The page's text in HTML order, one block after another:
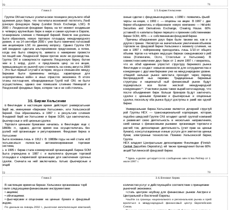
70 71
Глава 3
Группа ОМ настолько усилила свои позиции в результате объ8
единения двух бирж, что посчитала возможной поглотить Лон8
донскую фондовую биржу (London Stock Exchange, LSE). В
2000 г. Лондонская фондовая биржа, на тот момент входившая
в четверку крупнейших бирж в мире и самая крупная в Европе,
планировала слияние с Немецкой биржей. Вместе они должны
были образовать новую торговую площадку международного
уровня, и на 14 сентября 2000 г. уже было намечено голосова8
ние акционеров LSE по данному вопросу. Однако Группа ОМ
не8 ожиданно сделала альтернативное предложение, а потом,
когда оно было отвергнуто, заявила о намерении провести
поглоще8 ние Лондонской биржи против воли ее руководства.
Группа ОМ в совокупности оценила Лондонскую биржу более
чем в 1 млрд. долл. и предложила цену за ее акции,
превышающую их рыноч8 ную стоимость на конец августа 2000
г. Это был первый случай в истории, когда в отношениях между
биржами были применены методы, характерные для
«корпоративных войн» в иных отраслях экономики. В итоге
планы поглощения, обнародованные Груп8 пой ОМ, не были
осуществлены, однако они помешали слиянию Немецкой и
Лондонской фондовых бирж, которое так и не со8 стоялось.
3.5. Биржи Хельсинки
В Финляндии в настоящее время действует универсальная
бир8 жа, именуемая «биржами Хельсинки», или Хельсинской
биржей. Она образовалась в 1997 г. в результате слияния
Фондовой бир8 жи Хельсинки и биржи SOM, где заключались
фьючерсные и оп8 ционные сделки.
Торговля ценными бумагами началась в Финляндии еще с
18608х гг., однако, долгое время она осуществлялась без
долж8 ной организации и регулирования. Фондовая биржа в
Хельсинки
была основана лишь в 1912 г. В 19808е годы на ней стала ис8
пользоваться полностью автоматизированная торговая
система,
а в 1995 г. биржа стала коммерческой организацией. Биржа SOM
была учреждена в 1987 г. и выполняла функции торговой
площадки и клиринговой организации для заключения срочных
сделок. Сначала на ней заключались только фьючерсные и
опци8
3.5. Биржи Хельсинки
онные сделки с фондовым индексом, с 1990 г. появились фью8
черсы на акции, с 1993 г. — опционы на акции. В 1997 г. две
биржи объединились и образовали новую компанию — Helsinki
Securities and Derivatives Exchange, Clearing House. 60%
уставно8 го капитала биржи перешло к прежним собственникам
биржи SOM, 40% — к собственникам фондовой биржи.
Причины объединения двух бирж были такими же, как и в
других странах. Несмотря на значительное увеличение объемов
торговли на фондовой бирже Хельсинки к моменту слияния, на
нее в 1997 г. по8прежнему приходилась лишь 1/10 от общего
объема торгов на четырех ведущих биржах скандинавского ре8
гиона (Копенгаген, Осло, Стокгольм и Хельсинки). В
совместном заявлении двух бирж от 1 июля 1997 г. говорилось,
что их объ8 единение упростит структуру биржевого рынка
Финляндии и создаст новые возможности для сотрудничества и
конкуренции с другими биржами уже на международном уровне.
«Нацио8 нальные рынки капитала проходят через период
беспрецедент8 ных перемен. Традиционные биржевые
структуры и националь8 ный финансовый рынок будут
подвергаться все более жесткой международной
конкуренции» 18 . Участники рынка также выра8 зили надежду, что
после объединения бирж больше брокеров будут заключать
сделки с ценными бумагами и фьючерсные и опционные
сделки, поскольку оба рынка будут доступны в рам8 ках одной
биржи.
Универсальная биржа Хельсинки является дочерней структу8
рой Группы HEX — транснациональной корпорации, которая,
подобно шведской Группе ОМ, владеет целой группой компаний
и развивает свою деятельность в нескольких направлениях,
свя8 занных с финансовыми рынками: организация торговли и
расче8 тов, депозитарная деятельность (учет прав на ценные
бумаги), консультационные и иные услуги для эмитентов ценных
бумаг, электронные технологии. Помимо Хельсинской биржи,
Группа
HEX владеет Центральным депозитарием Финляндии (Finnish
Central Securities Depository), ей также принадлежит более 60%
акций Таллиннской фондовой биржи.
Здесь и далее цитируется по сообщению агентства Рейтер от 1
июля 1997 г.
72
73
Глава 3
В настоящее время на биржах Хельсинки организована тор8
говля следующими финансовыми инструментами:
• акциями;
• облигациями;
• фьючерсами и опционами на ценные бумаги и фондовый
индекс.
По данным на январь 2002 г., рыночная капитализация компаний,
3.6. Венская биржа
количество услуг и действующей в соответствии с принципами
рыночной экономики;
• стать центром ноу8хау для финансовых рынков Австрии и
Центральной и Восточной Европы;
• выйти за границы национального и регионального рынка и пре8
вратиться в международный финансовый центр Европейского
Союза.